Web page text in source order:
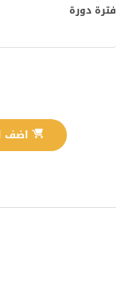
فترة دورة
اضف الى العربة